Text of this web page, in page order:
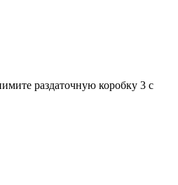
раздаточную коробку 3 с